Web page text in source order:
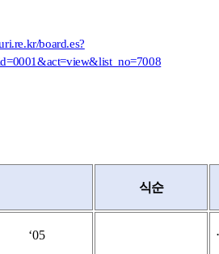
board.es?
식순
‘05 ⋅